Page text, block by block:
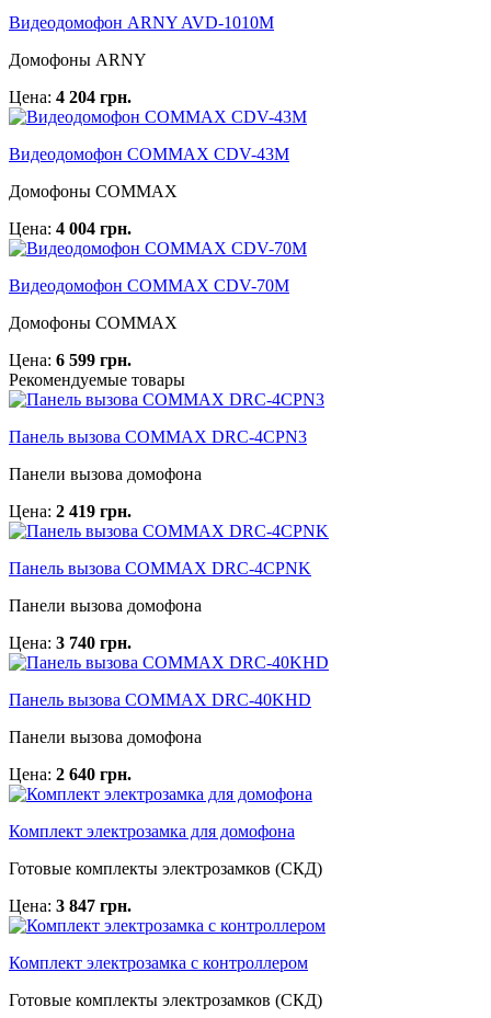
Видеодомофон ARNY AVD-1010M
Домофоны ARNY
Цена: 4 204 грн.
Видеодомофон COMMAX CDV-43M
Домофоны COMMAX
Цена: 4 004 грн.
Видеодомофон COMMAX CDV-70M
Домофоны COMMAX
Цена: 6 599 грн.
Рекомендуемые товары
Панель вызова COMMAX DRC-4CPN3
Панели вызова домофона
Цена: 2 419 грн.
Панель вызова COMMAX DRC-4CPNK
Панели вызова домофона
Цена: 3 740 грн.
Панель вызова COMMAX DRC-40KHD
Панели вызова домофона
Цена: 2 640 грн.
Комплект электрозамка для домофона
Готовые комплекты электрозамков (СКД)
Цена: 3 847 грн.
Комплект электрозамка с контроллером
Готовые комплекты электрозамков (СКД)